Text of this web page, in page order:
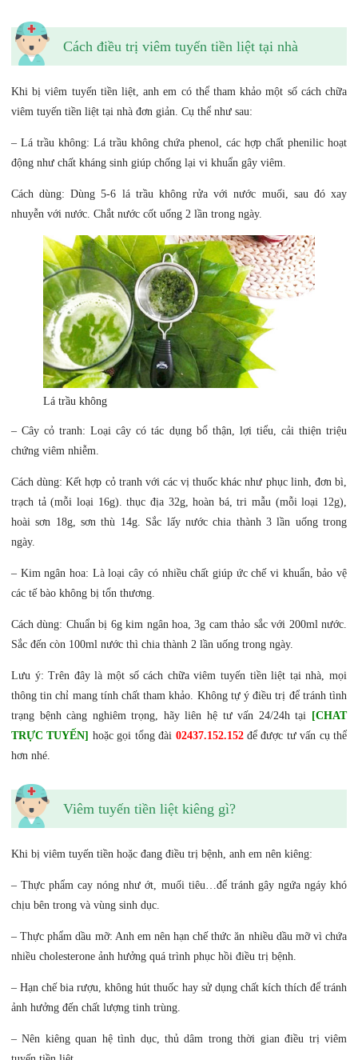
Cách điều trị viêm tuyến tiền liệt tại nhà
Khi bị viêm tuyến tiền liệt, anh em có thể tham khảo một số cách chữa
viêm tuyến tiền liệt tại nhà đơn giản. Cụ thể như sau:
– Lá trầu không: Lá trầu không chứa phenol, các hợp chất phenilic hoạt
động như chất kháng sinh giúp chống lại vi khuẩn gây viêm.
Cách dùng: Dùng 5-6 lá trầu không rửa với nước muối, sau đó xay
nhuyễn với nước. Chắt nước cốt uống 2 lần trong ngày.
Lá trầu không
– Cây cỏ tranh: Loại cây có tác dụng bổ thận, lợi tiểu, cải thiện triệu
chứng viêm nhiễm.
Cách dùng: Kết hợp cỏ tranh với các vị thuốc khác như phục linh, đơn bì,
trạch tả (mỗi loại 16g). thục địa 32g, hoàn bá, tri mẫu (mỗi loại 12g),
hoài sơn 18g, sơn thù 14g. Sắc lấy nước chia thành 3 lần uống trong
ngày.
– Kim ngân hoa: Là loại cây có nhiều chất giúp ức chế vi khuẩn, bảo vệ
các tế bào không bị tổn thương.
Cách dùng: Chuẩn bị 6g kim ngân hoa, 3g cam thảo sắc với 200ml nước.
Sắc đến còn 100ml nước thì chia thành 2 lần uống trong ngày.
Lưu ý: Trên đây là một số cách chữa viêm tuyến tiền liệt tại nhà, mọi
thông tin chỉ mang tính chất tham khảo. Không tự ý điều trị để tránh tình
trạng bệnh càng nghiêm trọng, hãy liên hệ tư vấn 24/24h tại [CHAT
TRỰC TUYẾN] hoặc gọi tổng đài 02437.152.152để được tư vấn cụ thể
hơn nhé.
Viêm tuyến tiền liệt kiêng gì?
Khi bị viêm tuyến tiền hoặc đang điều trị bệnh, anh em nên kiêng:
– Thực phẩm cay nóng như ớt, muối tiêu…để tránh gây ngứa ngáy khó
chịu bên trong và vùng sinh dục.
– Thực phẩm dầu mỡ: Anh em nên hạn chế thức ăn nhiều dầu mỡ vì chứa
nhiều cholesterone ảnh hưởng quá trình phục hồi điều trị bệnh.
– Hạn chế bia rượu, không hút thuốc hay sử dụng chất kích thích để tránh
ảnh hưởng đến chất lượng tinh trùng.
– Nên kiêng quan hệ tình dục, thủ dâm trong thời gian điều trị viêm